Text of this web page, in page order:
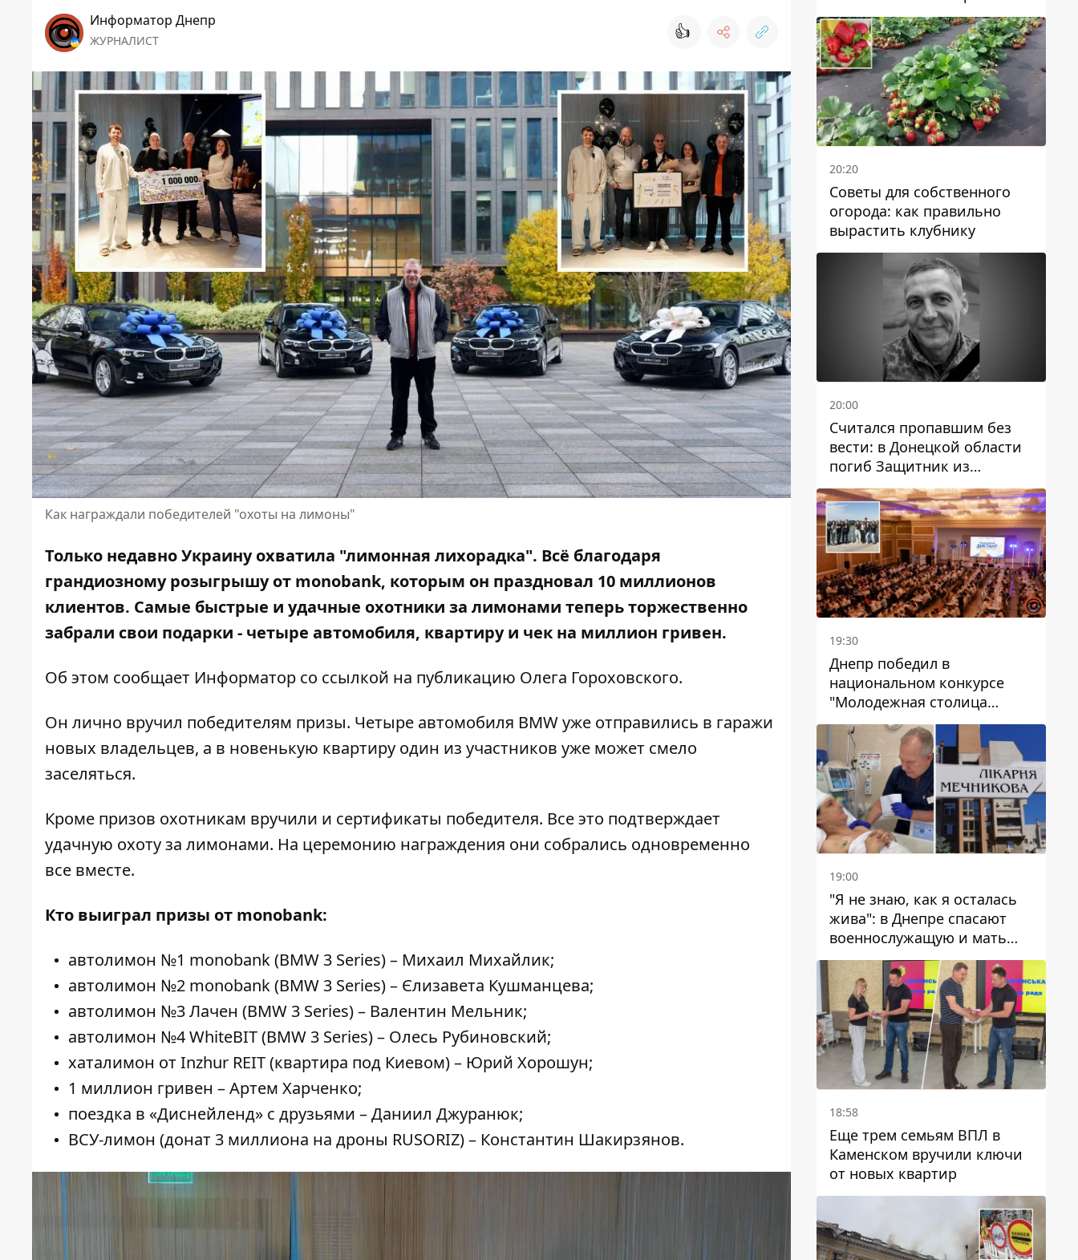
Информатор Днепр
ЖУРНАЛИСТ 👍
Как награждали победителей "охоты на лимоны"
Только недавно Украину охватила "лимонная лихорадка". Всё благодаря
грандиозному розыгрышу от monobank, которым он праздновал 10 миллионов
клиентов. Самые быстрые и удачные охотники за лимонами теперь торжественно
забрали свои подарки - четыре автомобиля, квартиру и чек на миллион гривен.
Об этом сообщает Информатор со ссылкой на публикацию Олега Гороховского.
Он лично вручил победителям призы. Четыре автомобиля BMW уже отправились в гаражи
новых владельцев, а в новенькую квартиру один из участников уже может смело
заселяться.
Кроме призов охотникам вручили и сертификаты победителя. Все это подтверждает
удачную охоту за лимонами. На церемонию награждения они собрались одновременно
все вместе.
Кто выиграл призы от monobank:
автолимон №1 monobank (BMW 3 Series) – Михаил Михайлик;
автолимон №2 monobank (BMW 3 Series) – Єлизавета Кушманцева;
автолимон №3 Лачен (BMW 3 Series) – Валентин Мельник;
автолимон №4 WhiteBIT (BMW 3 Series) – Олесь Рубиновский;
хаталимон от Inzhur REIT (квартира под Киевом) – Юрий Хорошун;
1 миллион гривен – Артем Харченко;
поездка в «Диснейленд» с друзьями – Даниил Джуранюк;
ВСУ-лимон (донат 3 миллиона на дроны RUSORIZ) – Константин Шакирзянов.
задержали 49-летнего
мужчину за убийство
20:20
Советы для собственного
огорода: как правильно
вырастить клубнику
20:00
Считался пропавшим без
вести: в Донецкой области
погиб Защитник из
Каменского Антон
Красовский
19:30
Днепр победил в
национальном конкурсе
"Молодежная столица
Украины – 2026"
19:00
"Я не знаю, как я осталась
жива": в Днепре спасают
военнослужащую и мать
четверых детей, которую
ранил КАБ
18:58
Еще трем семьям ВПЛ в
Каменском вручили ключи
от новых квартир